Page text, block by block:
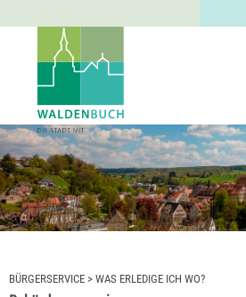
BÜRGERSERVICE > WAS ERLEDIGE ICH WO?